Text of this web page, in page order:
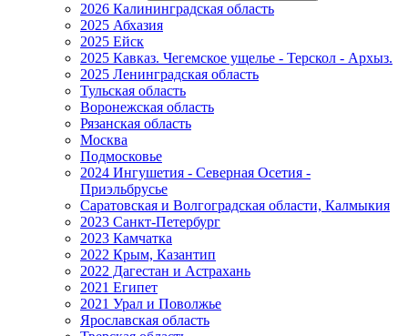
2026 Калининградская область
2025 Абхазия
2025 Ейск
2025 Кавказ. Чегемское ущелье - Терскол - Архыз.
2025 Ленинградская область
Тульская область
Воронежская область
Рязанская область
Москва
Подмосковье
2024 Ингушетия - Северная Осетия -
Приэльбрусье
Саратовская и Волгоградская области, Калмыкия
2023 Санкт-Петербург
2023 Камчатка
2022 Крым, Казантип
2022 Дагестан и Астрахань
2021 Египет
2021 Урал и Поволжье
Ярославская область